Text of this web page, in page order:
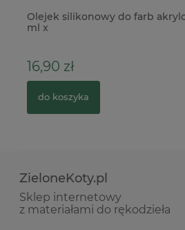
Olejek silikonowy do farb
ml x
16,90 zł
do koszyka
ZieloneKoty.pl
Sklep internetowy
z materiałami do rękodzieła